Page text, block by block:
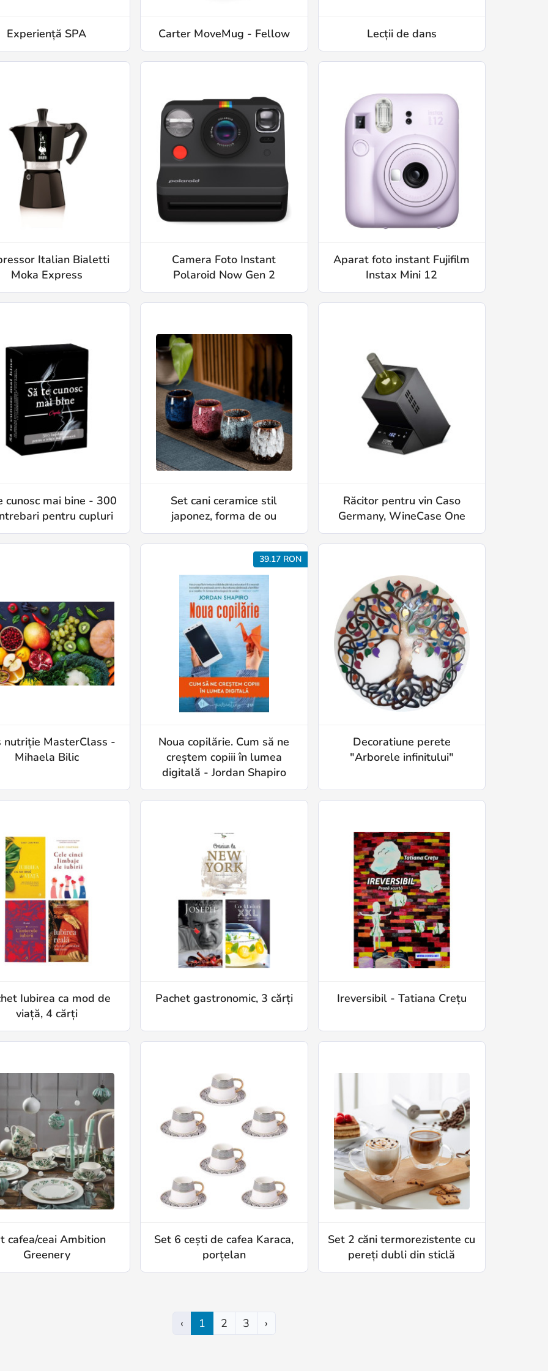
Experiență SPA Carter MoveMug - Fellow Lecții de dans
Italian Bialetti
Moka Express
Camera Foto Instant
Polaroid Now Gen 2
Aparat foto instant Fujifilm
Instax Mini 12
cunosc mai bine - 300
pentru cupluri
Set cani ceramice stil
japonez, forma de ou
Răcitor pentru vin Caso
Germany, WineCase One
nutriție MasterClass -
Mihaela Bilic
39.17 RON
Noua copilărie. Cum să ne
creștem copiii în lumea
digitală - Jordan Shapiro
Decoratiune perete
"Arborele infinitului"
Iubirea ca mod de
viață, 4 cărți
Pachet gastronomic, 3 cărți Ireversibil - Tatiana Crețu
cafea/ceai Ambition
Greenery
Set 6 cești de cafea Karaca,
porțelan
Set 2 căni termorezistente cu
pereți dubli din sticlă
‹ 1 2 3 ›